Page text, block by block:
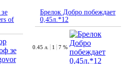
of
Брелок Добро побеждает
0,45л.*12
0.45 л. 1 7 %